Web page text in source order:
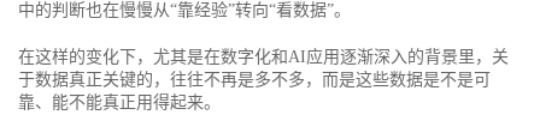
中的判断也在慢慢从“靠经验”转向“看数据”。
在这样的变化下，尤其是在数字化和AI应用逐渐深入的背景里，关
于数据真正关键的，往往不再是多不多，而是这些数据是不是可
靠、能不能真正用得起来。